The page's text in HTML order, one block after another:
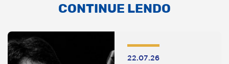
CONTINUE LENDO
22.07.26